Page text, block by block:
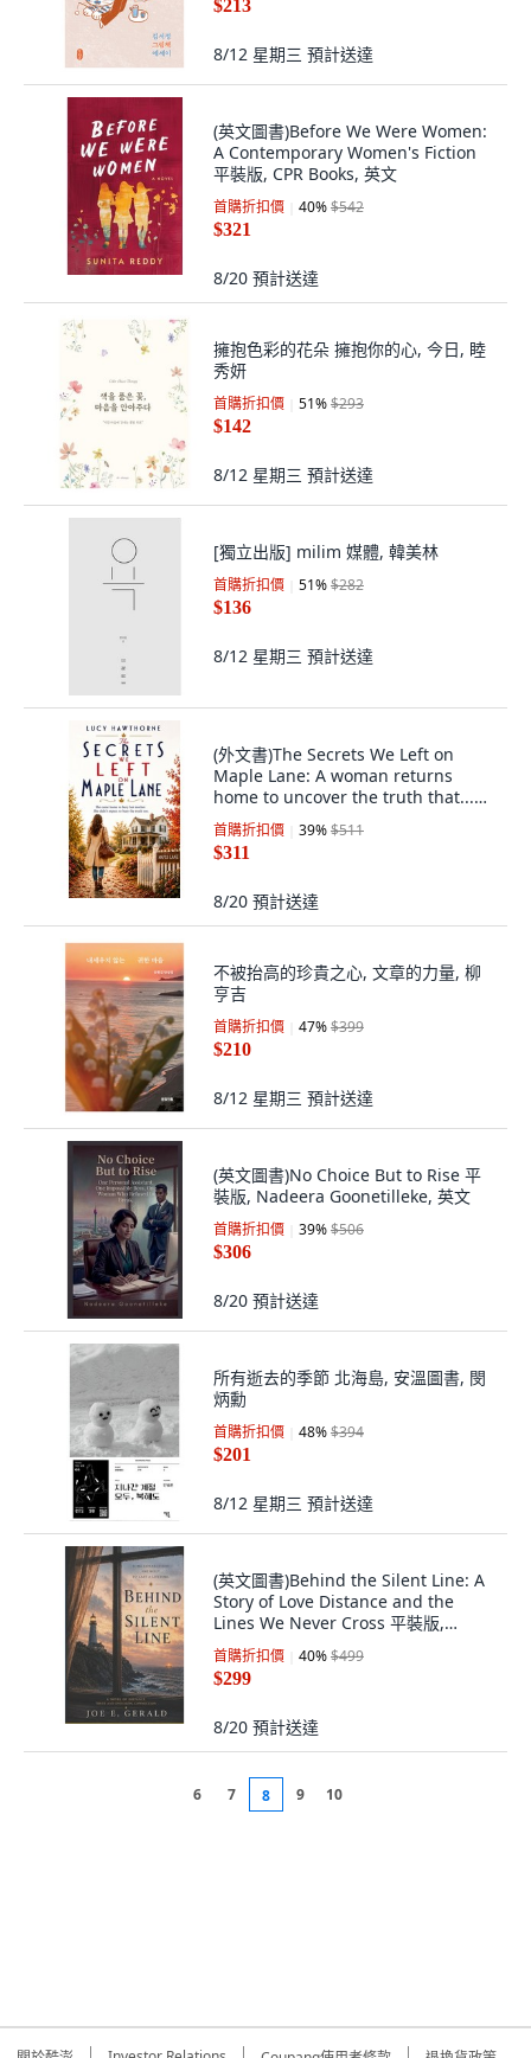
$213
8/12 星期三 預計送達
(英文圖書)Before We Were Women:
A Contemporary Women's Fiction
平裝版, CPR Books, 英文
首購折扣價 40%$542
$321
8/20 預計送達
擁抱色彩的花朵 擁抱你的心, 今日, 睦
秀妍
首購折扣價 51%$293
$142
8/12 星期三 預計送達
[獨立出版] milim 媒體, 韓美林
首購折扣價 51%$282
$136
8/12 星期三 預計送達
(外文書)The Secrets We Left on
Maple Lane: A woman returns
home to uncover the truth that...
Paperback, Independently
Published, English
首購折扣價 39%$511
$311
8/20 預計送達
不被抬高的珍貴之心, 文章的力量, 柳
亨吉
首購折扣價 47%$399
$210
8/12 星期三 預計送達
(英文圖書)No Choice But to Rise 平
裝版, Nadeera Goonetilleke, 英文
首購折扣價 39%$506
$306
8/20 預計送達
所有逝去的季節 北海島, 安溫圖書, 閔
炳勳
首購折扣價 48%$394
$201
8/12 星期三 預計送達
(英文圖書)Behind the Silent Line: A
Story of Love Distance and the
Lines We Never Cross 平裝版,
Independently Published, 英文
首購折扣價 40%$499
$299
8/20 預計送達
6 7 8 9 10